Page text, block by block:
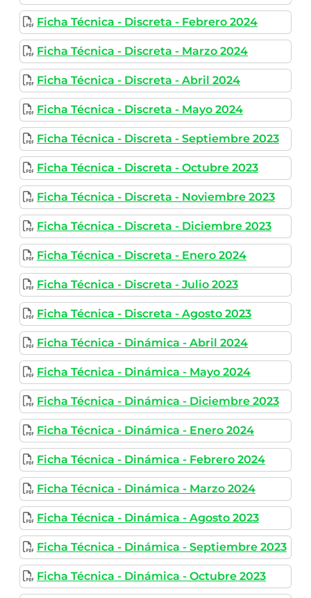
Ficha Técnica - Discreta - Febrero 2024
Ficha Técnica - Discreta - Marzo 2024
Ficha Técnica - Discreta - Abril 2024
Ficha Técnica - Discreta - Mayo 2024
Ficha Técnica - Discreta - Septiembre 2023
Ficha Técnica - Discreta - Octubre 2023
Ficha Técnica - Discreta - Noviembre 2023
Ficha Técnica - Discreta - Diciembre 2023
Ficha Técnica - Discreta - Enero 2024
Ficha Técnica - Discreta - Julio 2023
Ficha Técnica - Discreta - Agosto 2023
Ficha Técnica - Dinámica - Abril 2024
Ficha Técnica - Dinámica - Mayo 2024
Ficha Técnica - Dinámica - Diciembre 2023
Ficha Técnica - Dinámica - Enero 2024
Ficha Técnica - Dinámica - Febrero 2024
Ficha Técnica - Dinámica - Marzo 2024
Ficha Técnica - Dinámica - Agosto 2023
Ficha Técnica - Dinámica - Septiembre 2023
Ficha Técnica - Dinámica - Octubre 2023